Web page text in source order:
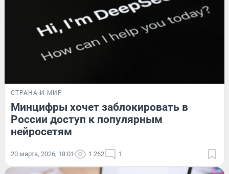
СТРАНА И МИР
Минцифры хочет заблокировать в
России доступ к популярным
нейросетям
20 марта, 2026, 18:01 1 262 1